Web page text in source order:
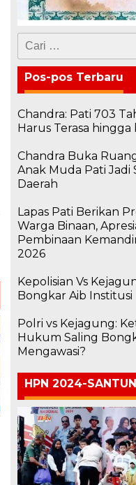
Cari
untuk:
Pos-pos Terbaru
Chandra: Pati 703
Harus Terasa hingga
Chandra Buka
Anak Muda Pati Jadi
Daerah
Lapas Pati Berikan
Warga Binaan,
Pembinaan
2026
Kepolisian Vs
Bongkar Aib Institusi
Polri vs Kejagung:
Hukum Saling
Mengawasi?
HPN 2024-